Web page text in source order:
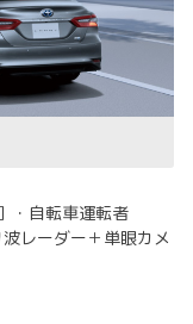
・自転車運転者
レーダー＋単眼カメ